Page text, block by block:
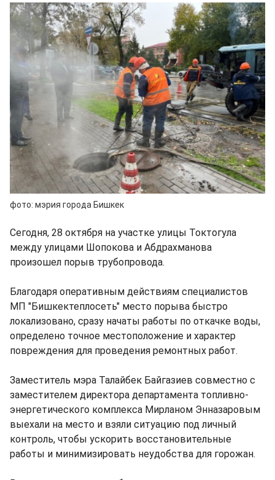
фото: мэрия города Бишкек
Сегодня, 28 октября на участке улицы Токтогула
между улицами Шопокова и Абдрахманова
произошел порыв трубопровода.
Благодаря оперативным действиям специалистов
МП "Бишкектеплосеть" место порыва быстро
локализовано, сразу начаты работы по откачке воды,
определено точное местоположение и характер
повреждения для проведения ремонтных работ.
Заместитель мэра Талайбек Байгазиев совместно с
заместителем директора департамента топливно-
энергетического комплекса Мирланом Энназаровым
выехали на место и взяли ситуацию под личный
контроль, чтобы ускорить восстановительные
работы и минимизировать неудобства для горожан.